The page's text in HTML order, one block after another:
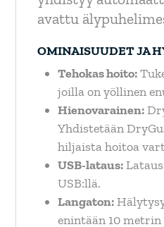
avattu
OMINAISUUDET JA
Tehokas hoito:
joilla on yöllinen
Hienovarainen:
Yhdistetään
hiljaista hoitoa
USB-lataus:
USB:llä.
Langaton:
enintään 10